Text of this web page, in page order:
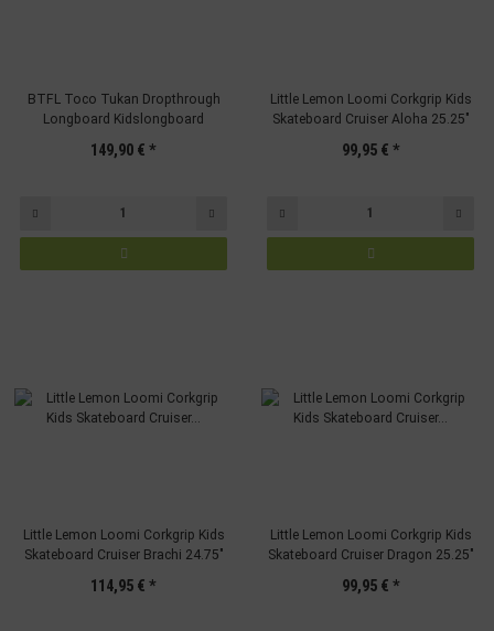
BTFL Toco Tukan Dropthrough
Longboard Kidslongboard
149,90 € *
Little Lemon Loomi Corkgrip Kids
Skateboard Cruiser Aloha 25.25"
99,95 € *
Little Lemon Loomi Corkgrip Kids
Skateboard Cruiser Brachi 24.75"
114,95 € *
Little Lemon Loomi Corkgrip Kids
Skateboard Cruiser Dragon 25.25"
99,95 € *